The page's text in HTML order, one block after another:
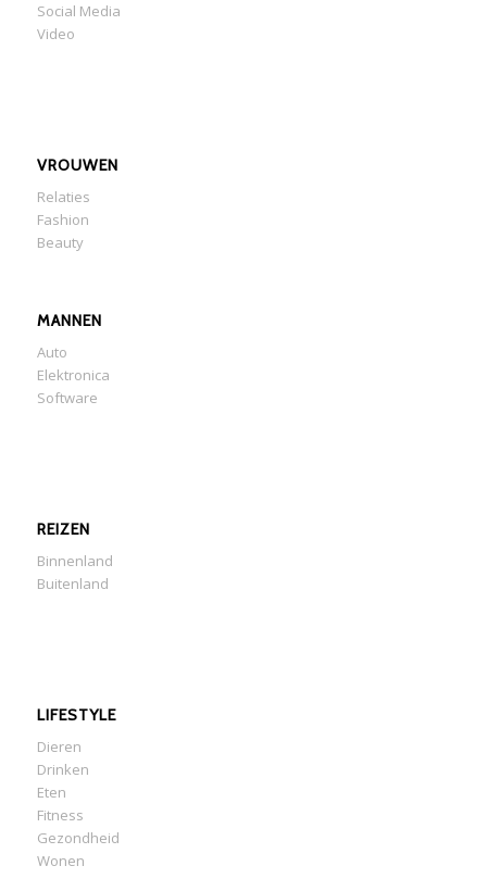
Social Media
Video
VROUWEN
Relaties
Fashion
Beauty
MANNEN
Auto
Elektronica
Software
REIZEN
Binnenland
Buitenland
LIFESTYLE
Dieren
Drinken
Eten
Fitness
Gezondheid
Wonen